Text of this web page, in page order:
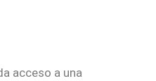
acceso a una